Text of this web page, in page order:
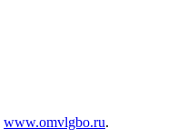
www.omvlgbo.ru.